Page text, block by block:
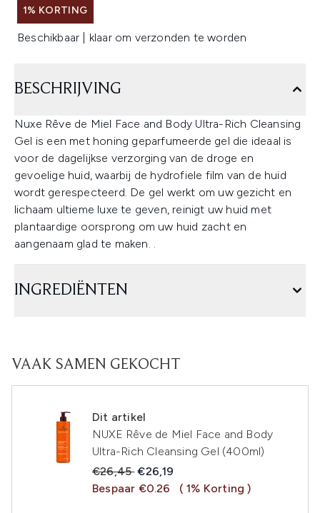
1% KORTING
Beschikbaar | klaar om verzonden te worden
BESCHRIJVING
Nuxe Rêve de Miel Face and Body Ultra-Rich Cleansing
Gel is een met honing geparfumeerde gel die ideaal is
voor de dagelijkse verzorging van de droge en
gevoelige huid, waarbij de hydrofiele film van de huid
wordt gerespecteerd. De gel werkt om uw gezicht en
lichaam ultieme luxe te geven, reinigt uw huid met
plantaardige oorsprong om uw huid zacht en
aangenaam glad te maken. .
INGREDIËNTEN
VAAK SAMEN GEKOCHT
Dit artikel
NUXE Rêve de Miel Face and Body
Ultra-Rich Cleansing Gel (400ml)
Recommended Retail Price:
€26,45Huidige prijs:
€26,19
Bespaar €0.26
( 1% Korting )